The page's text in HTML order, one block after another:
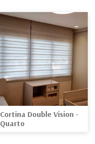
Cortina Double Vision -
Quarto